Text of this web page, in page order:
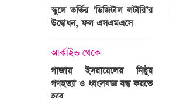
স্কুলে ভর্তির ‘ডিজিটাল লটারি’র
উদ্বোধন, ফল এসএমএসে
আর্কাইভ থেকে
গাজায় ইসরায়েলের নিষ্ঠুর
গণহত্যা ও ধ্বংসযজ্ঞ বন্ধ করতে